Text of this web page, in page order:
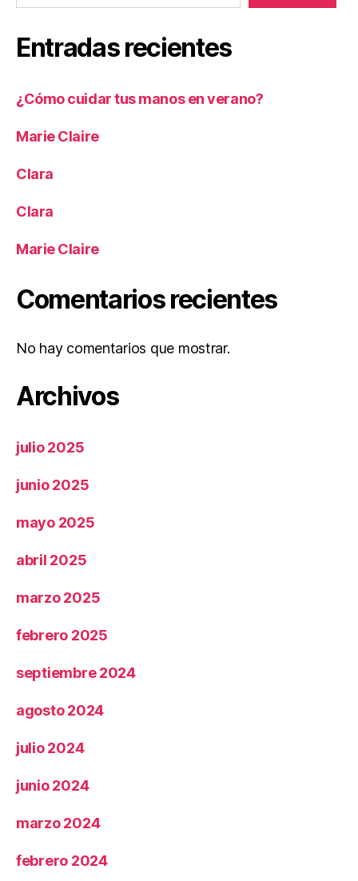
Entradas recientes
¿Cómo cuidar tus manos en verano?
Marie Claire
Clara
Clara
Marie Claire
Comentarios recientes
No hay comentarios que mostrar.
Archivos
julio 2025
junio 2025
mayo 2025
abril 2025
marzo 2025
febrero 2025
septiembre 2024
agosto 2024
julio 2024
junio 2024
marzo 2024
febrero 2024